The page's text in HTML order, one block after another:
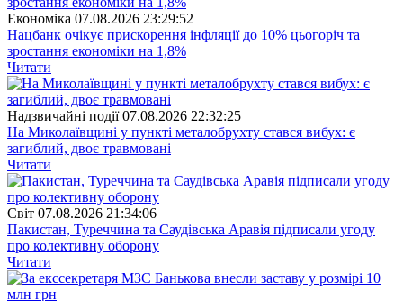
Економіка 07.08.2026 23:29:52
Нацбанк очікує прискорення інфляції до 10% цьогоріч та
зростання економіки на 1,8%
Читати
Надзвичайні події 07.08.2026 22:32:25
На Миколаївщині у пункті металобрухту стався вибух: є
загиблий, двоє травмовані
Читати
Свiт 07.08.2026 21:34:06
Пакистан, Туреччина та Саудівська Аравія підписали угоду
про колективну оборону
Читати